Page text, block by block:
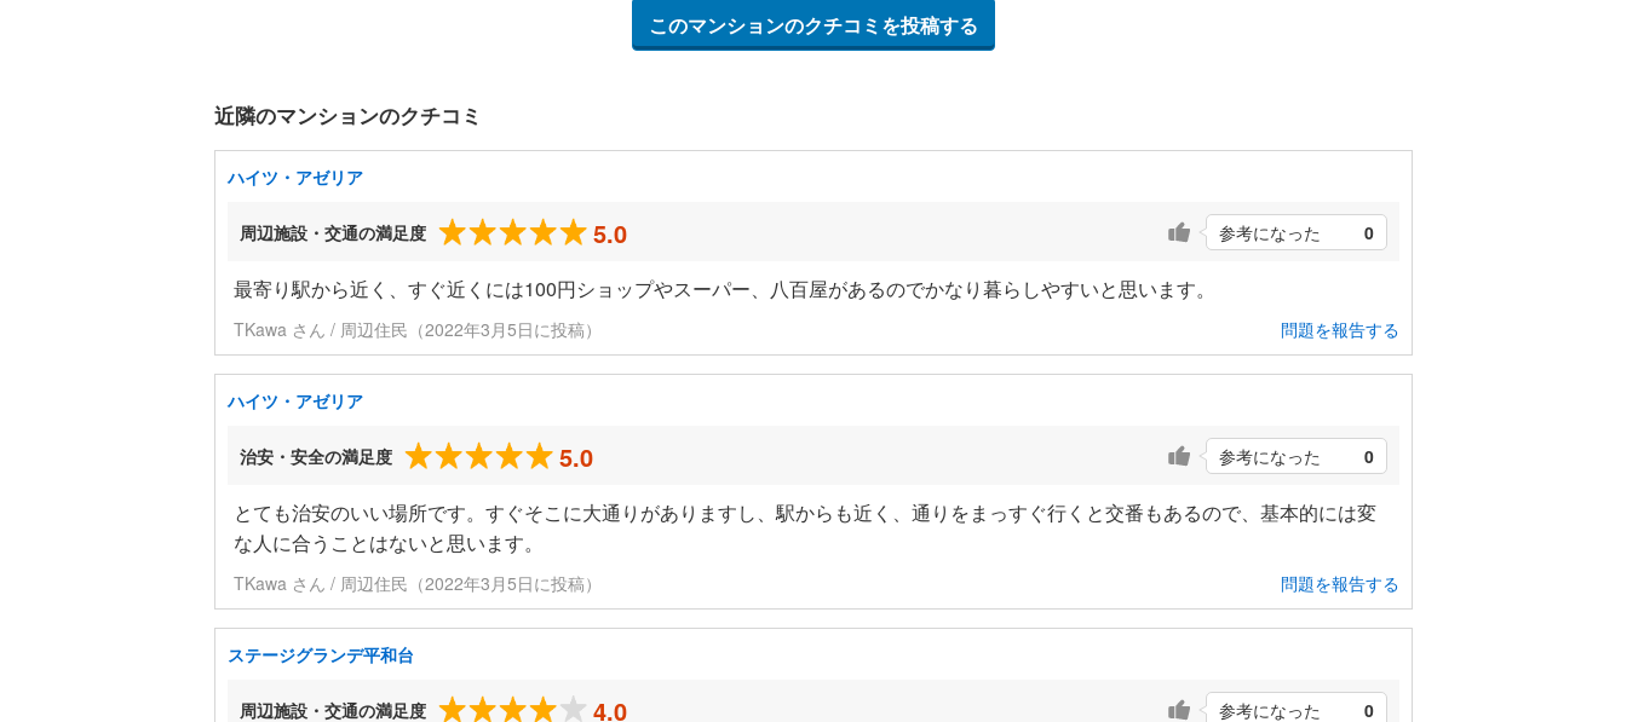
このマンションのクチコミを投稿する
近隣のマンションのクチコミ
ハイツ・アゼリア
周辺施設・交通の満足度 5.0 参考になった 0
最寄り駅から近く、すぐ近くには100円ショップやスーパー、八百屋があるのでかなり暮らしやすいと思います。
TKawa さん / 周辺住民（2022年3月5日に投稿） 問題を報告する
ハイツ・アゼリア
治安・安全の満足度 5.0 参考になった 0
とても治安のいい場所です。すぐそこに大通りがありますし、駅からも近く、通りをまっすぐ行くと交番もあるので、基本的には変
な人に合うことはないと思います。
TKawa さん / 周辺住民（2022年3月5日に投稿） 問題を報告する
ステージグランデ平和台
周辺施設・交通の満足度 4.0 参考になった 0